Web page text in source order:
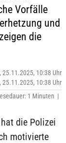
Vorfälle
und
die
25.11.2025, 10:38 Uhr
10:38 Uhr
1 Minuten |
die Polizei
motivierte